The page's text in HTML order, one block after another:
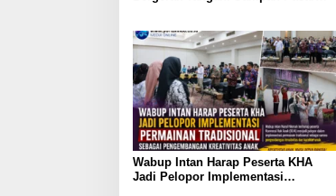
Wabup Intan Harap Peserta KHA
Jadi Pelopor Implementasi